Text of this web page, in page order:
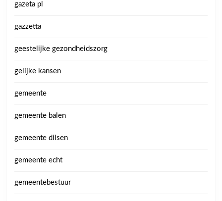
gazeta pl
gazzetta
geestelijke gezondheidszorg
gelijke kansen
gemeente
gemeente balen
gemeente dilsen
gemeente echt
gemeentebestuur